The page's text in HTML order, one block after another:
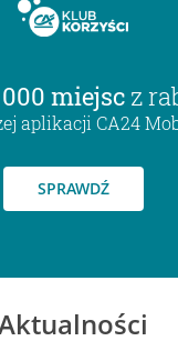
000 miejsc z
aplikacji CA24
SPRAWDŹ